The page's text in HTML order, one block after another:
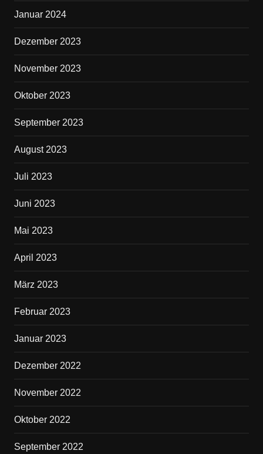
Januar 2024
Dezember 2023
November 2023
Oktober 2023
September 2023
August 2023
Juli 2023
Juni 2023
Mai 2023
April 2023
März 2023
Februar 2023
Januar 2023
Dezember 2022
November 2022
Oktober 2022
September 2022